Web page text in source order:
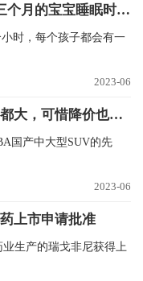
三个月的宝宝的睡眠时间是多少_三个月的宝宝睡眠时间是多少正常
时，每个孩子都会有一
2023-06
配2.5T V6发动机、比奥迪Q7、Q8都大，可惜降价也卖不动，带你看Q6
国产中大型SUV的先
2023-06
上市申请批准
生产的瑞戈非尼获得上